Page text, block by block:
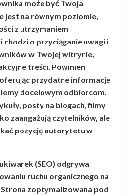
może być Twoja
jest na równym poziomie,
z utrzymaniem
chodzi o przyciąganie uwagi i
w Twojej witrynie,
treści. Powinien
przydatne informacje
docelowym odbiorcom.
posty na blogach, filmy
zaangażują czytelników, ale
pozycję autorytetu w
(SEO) odgrywa
ruchu organicznego na
zoptymalizowana pod